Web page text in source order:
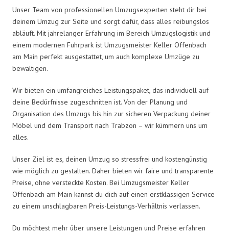
Unser Team von professionellen Umzugsexperten steht dir bei
deinem Umzug zur Seite und sorgt dafür, dass alles reibungslos
abläuft. Mit jahrelanger Erfahrung im Bereich Umzugslogistik und
einem modernen Fuhrpark ist Umzugsmeister Keller Offenbach
am Main perfekt ausgestattet, um auch komplexe Umzüge zu
bewältigen.
Wir bieten ein umfangreiches Leistungspaket, das individuell auf
deine Bedürfnisse zugeschnitten ist. Von der Planung und
Organisation des Umzugs bis hin zur sicheren Verpackung deiner
Möbel und dem Transport nach Trabzon – wir kümmern uns um
alles.
Unser Ziel ist es, deinen Umzug so stressfrei und kostengünstig
wie möglich zu gestalten. Daher bieten wir faire und transparente
Preise, ohne versteckte Kosten. Bei Umzugsmeister Keller
Offenbach am Main kannst du dich auf einen erstklassigen Service
zu einem unschlagbaren Preis-Leistungs-Verhältnis verlassen.
Du möchtest mehr über unsere Leistungen und Preise erfahren